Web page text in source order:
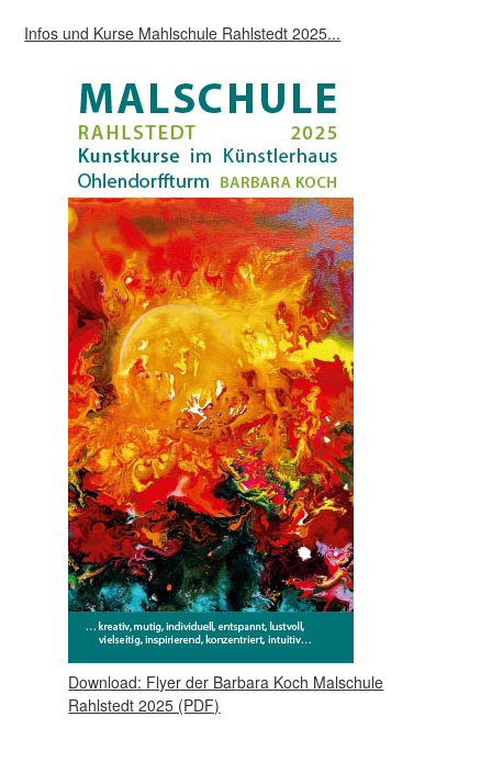
Infos und Kurse Mahlschule Rahlstedt 2025...
Download: Flyer der Barbara Koch Malschule
Rahlstedt 2025 (PDF)